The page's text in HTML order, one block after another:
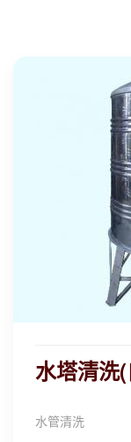
水塔清洗
水管清洗